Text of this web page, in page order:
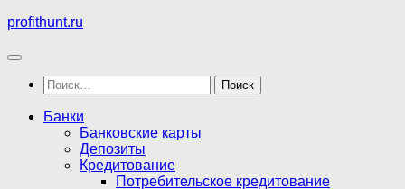
Перейти
содержимому
profithunt.ru
Найти:
Банки
Банковские карты
Депозиты
Кредитование
Потребительское кредитование